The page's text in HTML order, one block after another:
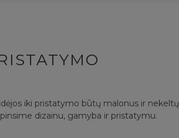
iki pristatymo būtų malonus ir nekeltų
dizainu, gamyba ir pristatymu.